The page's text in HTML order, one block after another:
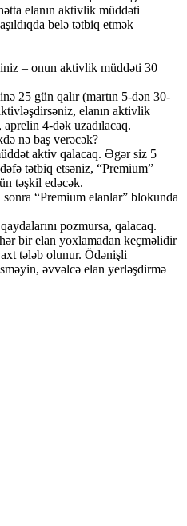
elanın aktivlik müddəti
belə tətbiq etmək
– onun aktivlik müddəti 30
25 gün qalır (martın 5-dən 30-
elanın aktivlik
4-dək uzadılacaq.
nə baş verəcək?
aktiv qalacaq. Əgər siz 5
tətbiq etsəniz, “Premium”
təşkil edəcək.
“Premium elanlar” blokunda
pozmursa, qalacaq.
bir elan yoxlamadan keçməlidir
tələb olunur. Ödənişli
əvvəlcə elan yerləşdirmə